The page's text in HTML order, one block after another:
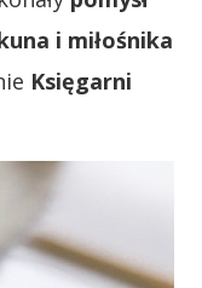
i miłośnika
Księgarni